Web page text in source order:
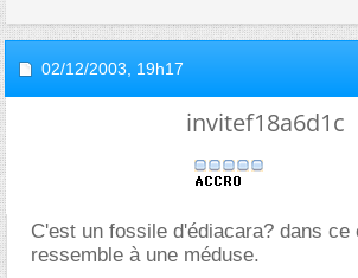
02/12/2003, 19h17
invitef18a6d1c
C'est un fossile d'édiacara? dans ce
ressemble à une méduse.